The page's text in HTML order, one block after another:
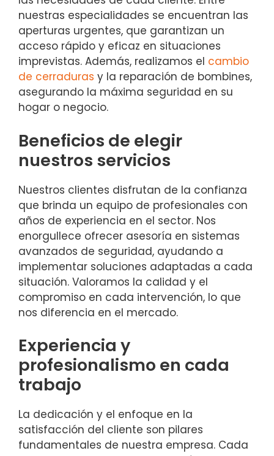
nuestras especialidades se encuentran las
aperturas urgentes, que garantizan un
acceso rápido y eficaz en situaciones
imprevistas. Además, realizamos el cambio
de cerraduras y la reparación de bombines,
asegurando la máxima seguridad en su
hogar o negocio.
Beneficios de elegir
nuestros servicios
Nuestros clientes disfrutan de la confianza
que brinda un equipo de profesionales con
años de experiencia en el sector. Nos
enorgullece ofrecer asesoría en sistemas
avanzados de seguridad, ayudando a
implementar soluciones adaptadas a cada
situación. Valoramos la calidad y el
compromiso en cada intervención, lo que
nos diferencia en el mercado.
Experiencia y
profesionalismo en cada
trabajo
La dedicación y el enfoque en la
satisfacción del cliente son pilares
fundamentales de nuestra empresa. Cada